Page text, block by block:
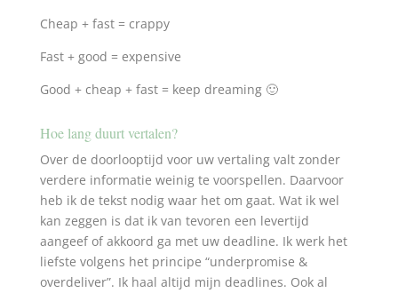
Cheap + fast = crappy
Fast + good = expensive
Good + cheap + fast = keep dreaming 🙂
Hoe lang duurt vertalen?
Over de doorlooptijd voor uw vertaling valt zonder
verdere informatie weinig te voorspellen. Daarvoor
heb ik de tekst nodig waar het om gaat. Wat ik wel
kan zeggen is dat ik van tevoren een levertijd
aangeef of akkoord ga met uw deadline. Ik werk het
liefste volgens het principe “underpromise &
overdeliver”. Ik haal altijd mijn deadlines. Ook al